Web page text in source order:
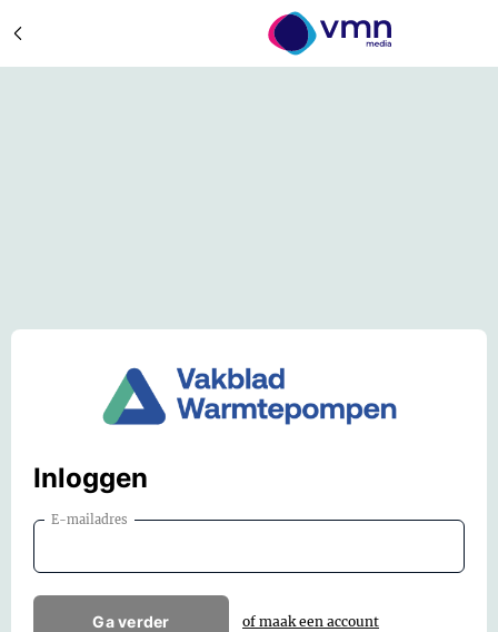
Inloggen
E-mailadres
Ga verder of maak een account